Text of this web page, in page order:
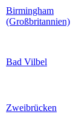
Birmingham
(Großbritannien)
Bad Vilbel
Zweibrücken